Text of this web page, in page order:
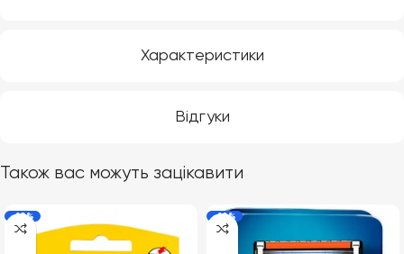
Характеристики
Відгуки
Також вас можуть зацікавити
-18% -10%